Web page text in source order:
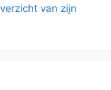
van zijn